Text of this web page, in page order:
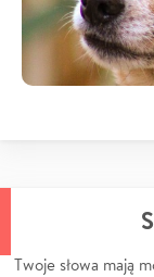
Twoje słowa mają